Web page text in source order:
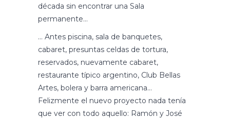
década sin encontrar una Sala
permanente…
… Antes piscina, sala de banquetes,
cabaret, presuntas celdas de tortura,
reservados, nuevamente cabaret,
restaurante típico argentino, Club Bellas
Artes, bolera y barra americana…
Felizmente el nuevo proyecto nada tenía
que ver con todo aquello: Ramón y José